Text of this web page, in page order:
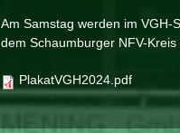
Am Samstag werden im VGH-
dem Schaumburger NFV-Kreis
PlakatVGH2024.pdf